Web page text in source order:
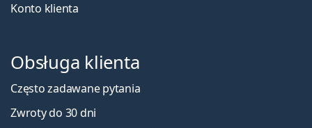
Konto klienta
Obsługa klienta
Często zadawane pytania
Zwroty do 30 dni